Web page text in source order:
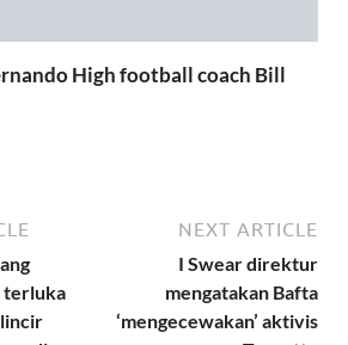
High football coach Bill
terluka
NEXT ARTICLE
I Swear direktur
mengatakan Bafta
‘mengecewakan’ aktivis